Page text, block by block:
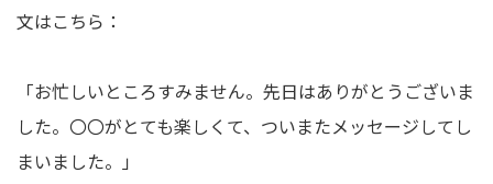
文はこちら：
「お忙しいところすみません。先日はありがとうございま
した。〇〇がとても楽しくて、ついまたメッセージしてし
まいました。」